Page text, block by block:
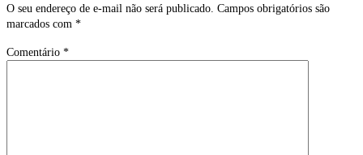
O seu endereço de e-mail não será publicado. Campos obrigatórios são
marcados com *
Comentário *